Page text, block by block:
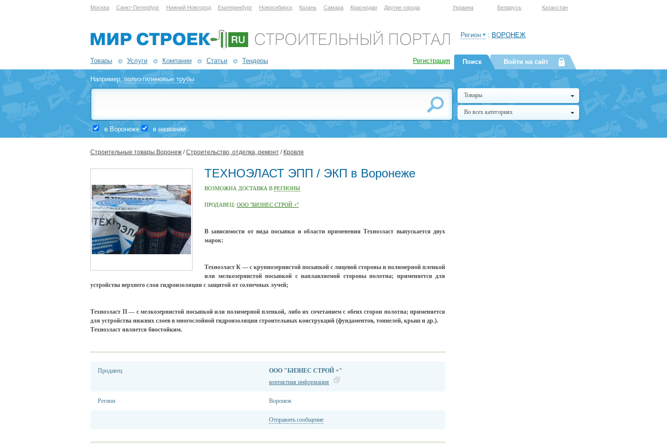
Москва Санкт-Петербург Нижний Новгород Екатеринбург Новосибирск Казань Самара Краснодар Другие города Украина Беларусь Казахстан
Товары Услуги Компании Статьи Тендеры Регистрация
Регион : ВОРОНЕЖ
Например,полиэтиленовые трубы
в Воронеже в названии
Поиск Войти на сайт
Товары
Во всех категориях
Строительные товары Воронеж /Строительство, отделка, ремонт / Кровля
ТЕХНОЭЛАСТ ЭПП / ЭКП в Воронеже
ВОЗМОЖНА ДОСТАВКА В РЕГИОНЫ
ПРОДАВЕЦ: ООО "БИЗНЕС СТРОЙ +"
В зависимости от вида посыпки и области применения Техноэласт выпускается двух
марок:
Техноэласт К — с крупнозернистой посыпкой с лицевой стороны и полимерной пленкой
или мелкозернистой посыпкой с наплавляемой стороны полотна; применяется для
устройства верхнего слоя гидроизоляции с защитой от солнечных лучей;
Техноэласт П — с мелкозернистой посыпкой или полимерной пленкой, либо их сочетанием с обеих сторон полотна; применяется
для устройства нижних слоев в многослойной гидроизоляции строительных конструкций (фундаментов, тоннелей, крыш и др.).
Техноэласт является биостойким.
Продавец
ООО "БИЗНЕС СТРОЙ +"
контактная информация
Регион Воронеж
Отправить сообщение